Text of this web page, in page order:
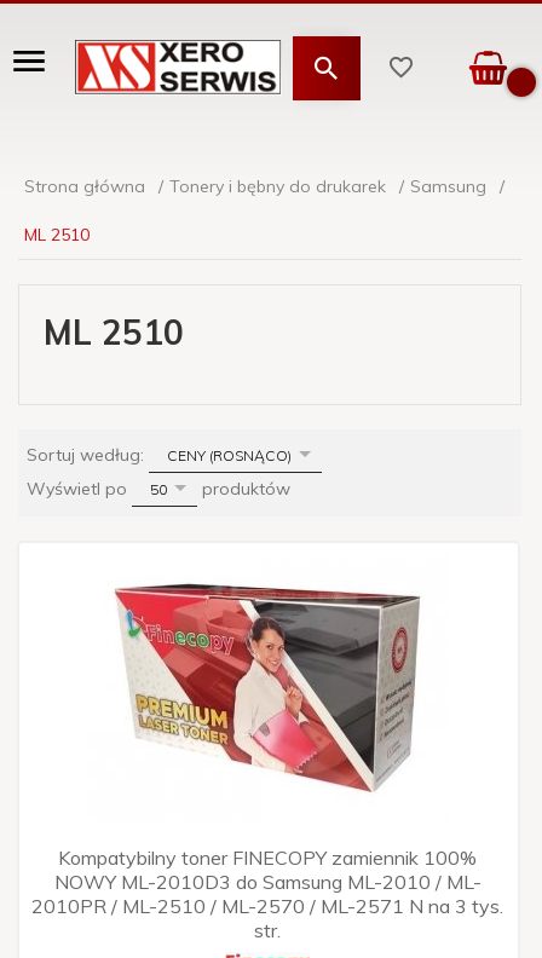
Strona główna Tonery i bębny do drukarek Samsung
ML 2510
ML 2510
Sortuj według: sortCENY (ROSNĄCO)
Wyświetl po pop
50 produktów
Kompatybilny toner FINECOPY zamiennik 100%
NOWY ML-2010D3 do Samsung ML-2010 / ML-
2010PR / ML-2510 / ML-2570 / ML-2571 N na 3 tys.
str.